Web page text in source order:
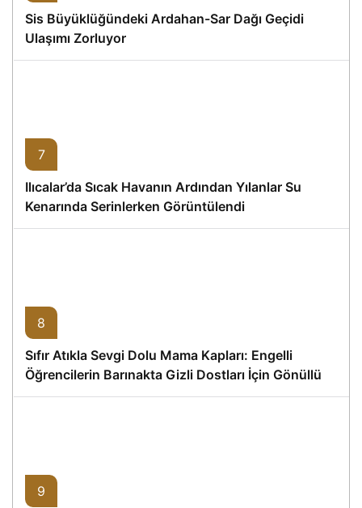
Sis Büyüklüğündeki Ardahan-Sar Dağı Geçidi
Ulaşımı Zorluyor
7
Ilıcalar’da Sıcak Havanın Ardından Yılanlar Su
Kenarında Serinlerken Görüntülendi
8
Sıfır Atıkla Sevgi Dolu Mama Kapları: Engelli
Öğrencilerin Barınakta Gizli Dostları İçin Gönüllü
Proje
9